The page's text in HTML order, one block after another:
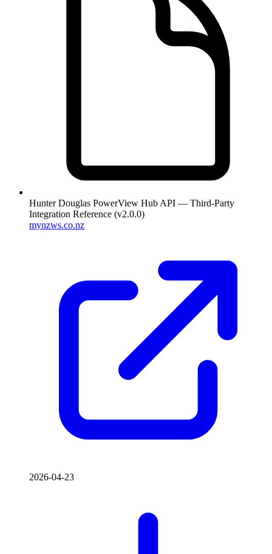
Hunter Douglas PowerView Hub API — Third-Party
Integration Reference (v2.0.0)
mynzws.co.nz
2026-04-23